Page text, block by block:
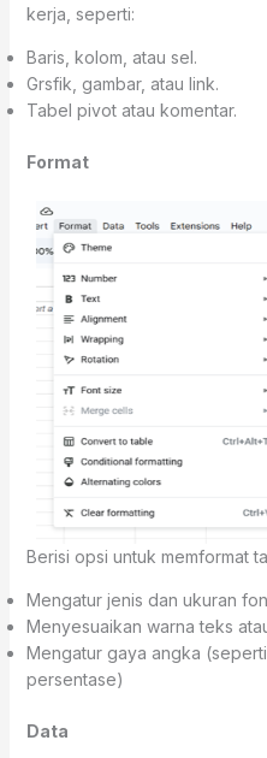
kerja, seperti:
Baris, kolom, atau sel.
Grsfik, gambar, atau link.
Tabel pivot atau komentar.
Format
Berisi opsi untuk memformat
Mengatur jenis dan ukuran
Menyesuaikan warna teks
Mengatur gaya angka
persentase)
Data